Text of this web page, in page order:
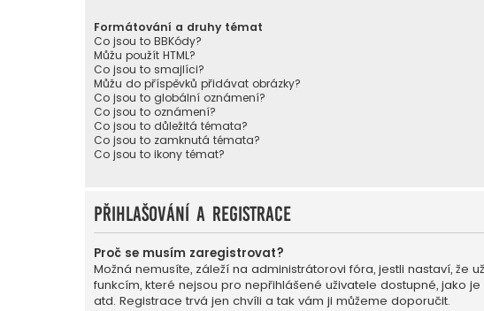
Formátování a druhy témat
Co jsou to BBKódy?
Můžu použít HTML?
Co jsou to smajlíci?
Můžu do příspěvků přidávat obrázky?
Co jsou to globální oznámení?
Co jsou to oznámení?
Co jsou to důležitá témata?
Co jsou to zamknutá témata?
Co jsou to ikony témat?
Přihlašování a registrace
Proč se musím zaregistrovat?
Možná nemusíte, záleží na administrátorovi fóra, jestli nastaví,
funkcím, které nejsou pro nepřihlášené uživatele dostupné, jako
atd. Registrace trvá jen chvíli a tak vám ji můžeme doporučit.